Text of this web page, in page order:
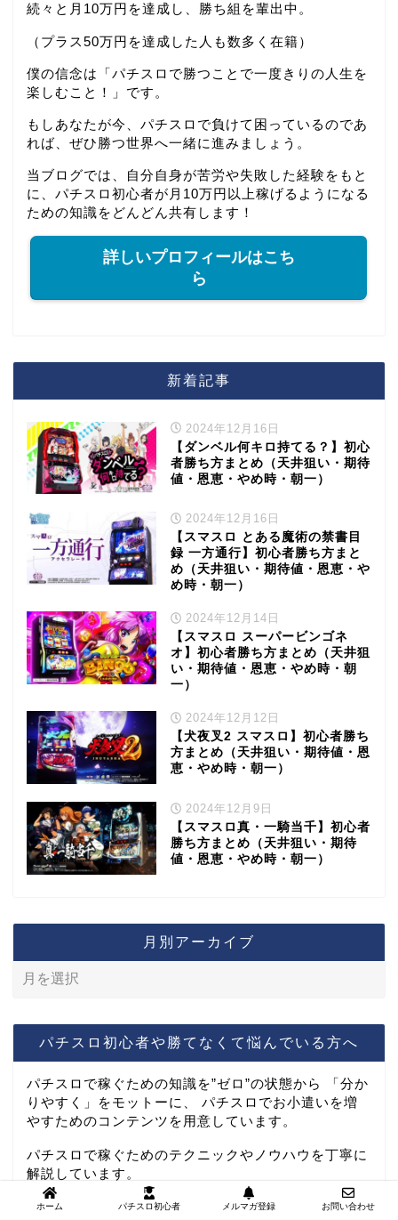
続々と月10万円を達成し、勝ち組を輩出中。
（プラス50万円を達成した人も数多く在籍）
僕の信念は「パチスロで勝つことで一度きりの人生を
楽しむこと！」です。
もしあなたが今、パチスロで負けて困っているのであ
れば、ぜひ勝つ世界へ一緒に進みましょう。
当ブログでは、自分自身が苦労や失敗した経験をもと
に、パチスロ初心者が月10万円以上稼げるようになる
ための知識をどんどん共有します！
詳しいプロフィールはこち
ら
新着記事
2024年12月16日
【ダンベル何キロ持てる？】初心
者勝ち方まとめ（天井狙い・期待
値・恩恵・やめ時・朝一）
2024年12月16日
【スマスロ とある魔術の禁書目
録 一方通行】初心者勝ち方まと
め（天井狙い・期待値・恩恵・や
め時・朝一）
2024年12月14日
【スマスロ スーパービンゴネ
オ】初心者勝ち方まとめ（天井狙
い・期待値・恩恵・やめ時・朝
一）
2024年12月12日
【犬夜叉2 スマスロ】初心者勝ち
方まとめ（天井狙い・期待値・恩
恵・やめ時・朝一）
2024年12月9日
【スマスロ真・一騎当千】初心者
勝ち方まとめ（天井狙い・期待
値・恩恵・やめ時・朝一）
月別アーカイブ
パチスロ初心者や勝てなくて悩んでいる方へ
パチスロで稼ぐための知識を”ゼロ”の状態から 「分か
りやすく」をモットーに、 パチスロでお小遣いを増
やすためのコンテンツを用意しています。
パチスロで稼ぐためのテクニックやノウハウを丁寧に
解説しています。
ぜひ稼働する前に参考にしてください^^
ホーム パチスロ初心者 メルマガ登録 お問い合わせ